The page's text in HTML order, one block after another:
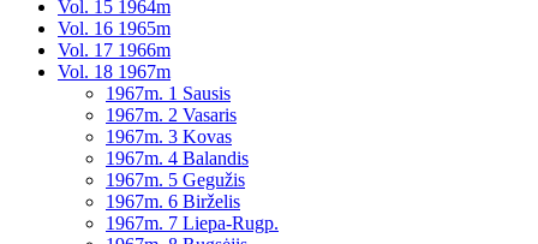
Vol. 15 1964m
Vol. 16 1965m
Vol. 17 1966m
Vol. 18 1967m
1967m. 1 Sausis
1967m. 2 Vasaris
1967m. 3 Kovas
1967m. 4 Balandis
1967m. 5 Gegužis
1967m. 6 Birželis
1967m. 7 Liepa-Rugp.